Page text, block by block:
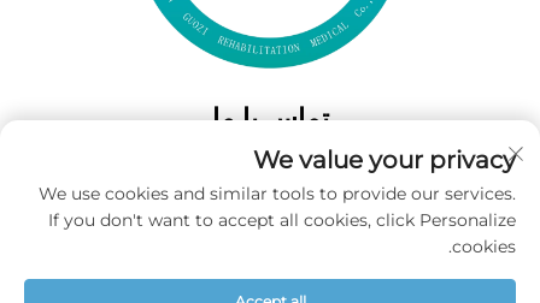
تماس با ما
Add: 50 Gaofeng South Lane، West GateFuzhou، Fujian، چین
تلفن:+86-19859128239
پست الکترونیکی:
We value your privacy
We use cookies and similar tools to provide our services.
If you don't want to accept all cookies, click Personalize
cookies.